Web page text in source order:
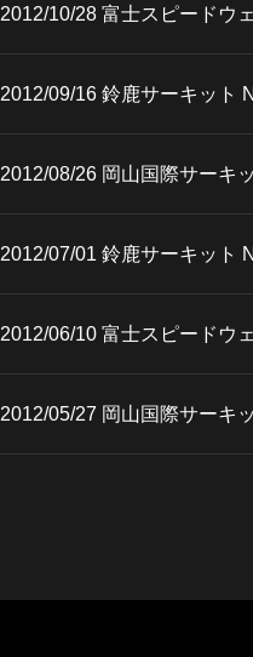
2012/10/28 富士スピードウ
2012/09/16 鈴鹿サーキット
2012/08/26 岡山国際サーキ
2012/07/01 鈴鹿サーキット
2012/06/10 富士スピードウ
2012/05/27 岡山国際サーキ